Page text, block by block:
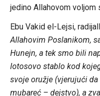
jedino Allahovom voljom
Ebu Vakid el-Lejsi,
Allahovim Poslanikom,
Hunejn, a tek smo bili
lotosovo stablo kod
svoje oružje (vjerujući
mubareć – dejstvo), a